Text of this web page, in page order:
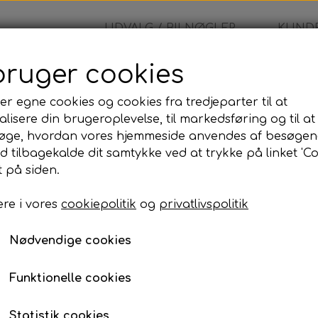
UDVALG / BILNØGLER
- Fjernbetjening
Honda -
1.455,00 kr.
Komplet bilnøgle inkl. skæring og
Når du bestiller denne bilnøgle, leveres den
programmeret og testet, så den er klar til brug på
Programmeringen kan udføres på den adresse,
til din adresse eller udføre arbejdet på vores
Prisen inkluderer:
cookies
egne cookies og cookies fra tredjeparter til at
din brugeroplevelse, til markedsføring og til at
hvordan vores hjemmeside anvendes af
tilbagekalde dit samtykke ved at trykke på linket
på siden.
i vores cookiepolitik og privatlivspolitik
Nødvendige cookies
Funktionelle cookies